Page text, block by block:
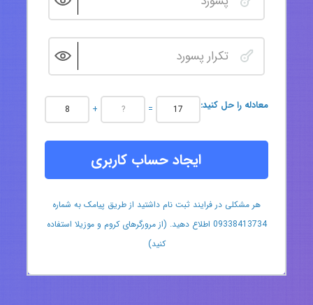
:معادله را حل کنید + =
ایجاد حساب کاربری
هر مشکلی در فرایند ثبت نام داشتید از طریق پیامک به شماره
09338413734 اطلاع دهید. (از مرورگرهای کروم و موزیلا استفاده
کنید)